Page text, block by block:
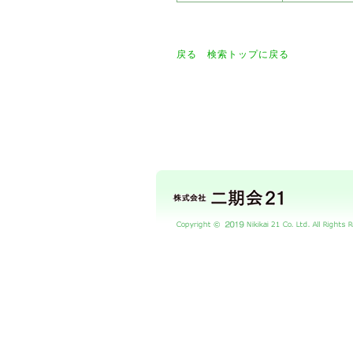
戻る 検索トップに戻る